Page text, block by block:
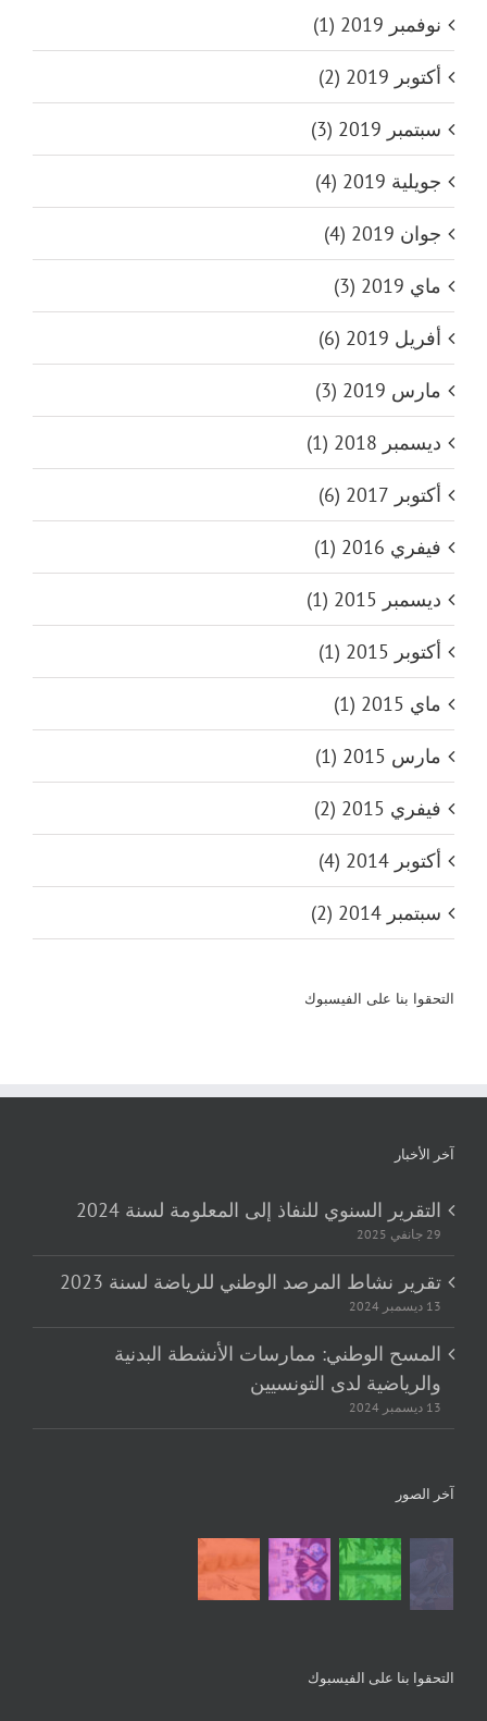
نوفمبر 2019 (1)
أكتوبر 2019 (2)
سبتمبر 2019 (3)
جويلية 2019 (4)
جوان 2019 (4)
ماي 2019 (3)
أفريل 2019 (6)
مارس 2019 (3)
ديسمبر 2018 (1)
أكتوبر 2017 (6)
فيفري 2016 (1)
ديسمبر 2015 (1)
أكتوبر 2015 (1)
ماي 2015 (1)
مارس 2015 (1)
فيفري 2015 (2)
أكتوبر 2014 (4)
سبتمبر 2014 (2)
التحقوا بنا على الفيسبوك
آخر الأخبار
التقرير السنوي للنفاذ إلى المعلومة لسنة 2024
29 جانفي 2025
تقرير نشاط المرصد الوطني للرياضة لسنة 2023
13 ديسمبر 2024
المسح الوطني: ممارسات الأنشطة البدنية
والرياضية لدى التونسيين
13 ديسمبر 2024
آخر الصور
التحقوا بنا على الفيسبوك